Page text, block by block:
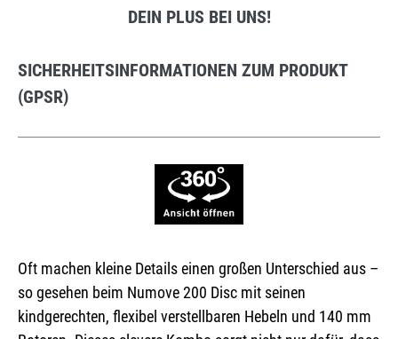
DEIN PLUS BEI UNS!
SICHERHEITSINFORMATIONEN ZUM PRODUKT
(GPSR)
Oft machen kleine Details einen großen Unterschied aus –
so gesehen beim Numove 200 Disc mit seinen
kindgerechten, flexibel verstellbaren Hebeln und 140 mm